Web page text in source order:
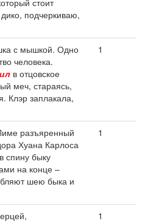
стоит
подчеркиваю,
с мышкой. Одно
человека.
в отцовское
меч, стараясь,
Клэр заплакала,
1
разъяренный
Хуана Карлоса
в спину быку
на конце –
шею быка и
1
1